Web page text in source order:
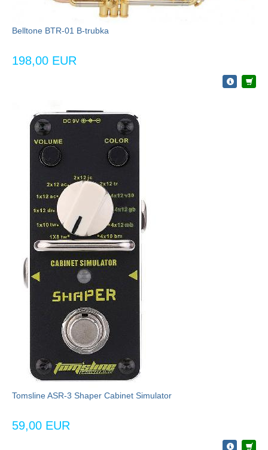
Belltone BTR-01 B-trubka
198,00 EUR
Tomsline ASR-3 Shaper Cabinet Simulator
59,00 EUR